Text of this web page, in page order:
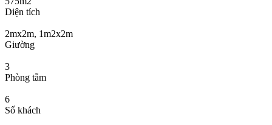
Diện tích
2mx2m, 1m2x2m
Giường
3
Phòng tắm
6
Số khách